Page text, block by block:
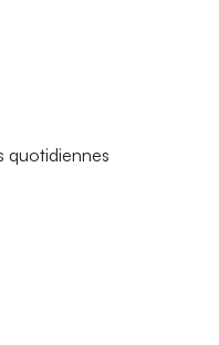
quotidiennes